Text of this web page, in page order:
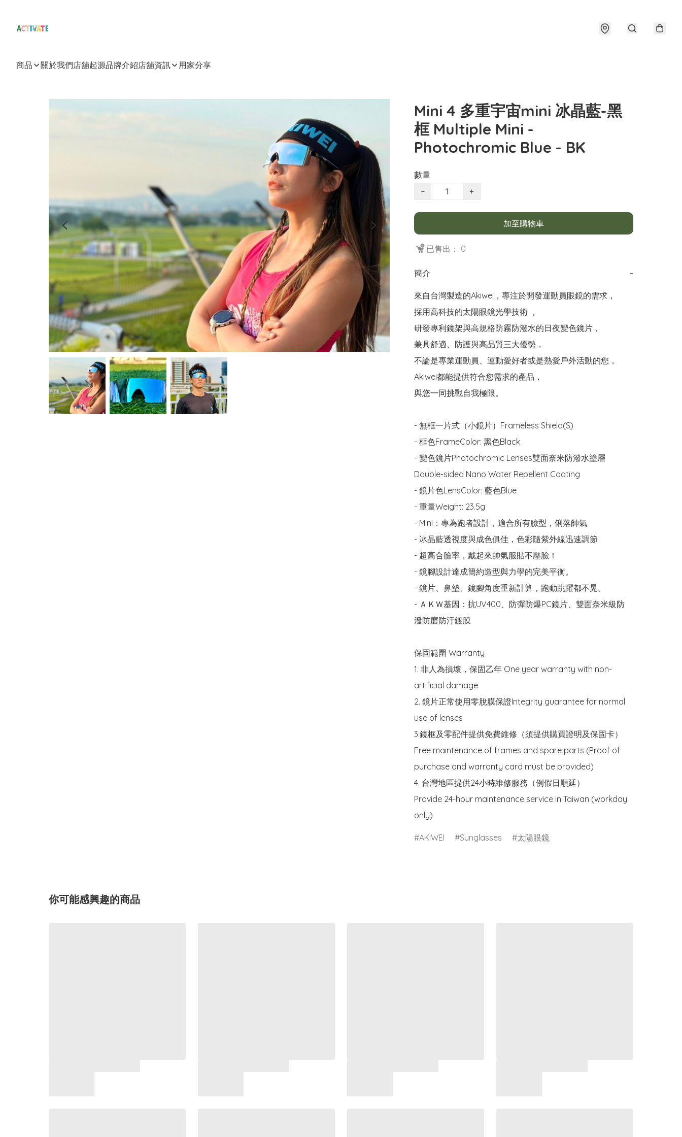
商品 關於我們店舖起源品牌介紹店舖資訊 用家分享
Mini 4 多重宇宙mini 冰晶藍-黑
框 Multiple Mini -
Photochromic Blue - BK
數量
−
+
加至購物車
已售出： 0
簡介 −
來自台灣製造的Akiwei，專注於開發運動員眼鏡的需求，
採用高科技的太陽眼鏡光學技術 ，
研發專利鏡架與高規格防霧防潑水的日夜變色鏡片，
兼具舒適、防護與高品質三大優勢，
不論是專業運動員、運動愛好者或是熱愛戶外活動的您，
Akiwei都能提供符合您需求的產品，
與您一同挑戰自我極限。
- 無框一片式（小鏡片）Frameless Shield(S)
- 框色FrameColor: 黑色Black
- 變色鏡片Photochromic Lenses雙面奈米防潑水塗層
Double-sided Nano Water Repellent Coating
- 鏡片色LensColor: 藍色Blue
- 重量Weight: 23.5g
- Mini：專為跑者設計，適合所有臉型，俐落帥氣
- 冰晶藍透視度與成色俱佳，色彩隨紫外線迅速調節
- 超高合臉率，戴起來帥氣服貼不壓臉！
- 鏡腳設計達成簡約造型與力學的完美平衡。
- 鏡片、鼻墊、鏡腳角度重新計算，跑動跳躍都不晃。
- ＡＫＷ基因：抗UV400、防彈防爆PC鏡片、雙面奈米級防
潑防磨防汙鍍膜
保固範圍 Warranty
1. 非人為損壞，保固乙年 One year warranty with non-
artificial damage
2. 鏡片正常使用零脫膜保證Integrity guarantee for normal
use of lenses
3.鏡框及零配件提供免費維修（須提供購買證明及保固卡）
Free maintenance of frames and spare parts (Proof of
purchase and warranty card must be provided)
4. 台灣地區提供24小時維修服務（例假日順延）
Provide 24-hour maintenance service in Taiwan (workday
only)
AKIWEI Sunglasses 太陽眼鏡
你可能感興趣的商品